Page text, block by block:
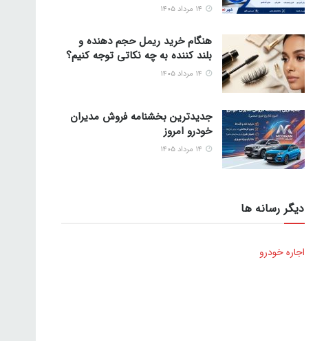
هنگام خرید ریمل حجم دهنده و
بلند کننده به چه نکاتی توجه کنیم؟
جدیدترین بخشنامه فروش مدیران
خودرو امروز
دیگر رسانه ها
اجاره خودرو